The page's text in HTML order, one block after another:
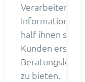
Verarbeiten von
Informationen
half ihnen so,
Kunden
zu bieten.